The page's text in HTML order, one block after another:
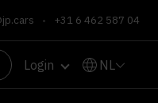
• +31 6 462 587 04
Login NL